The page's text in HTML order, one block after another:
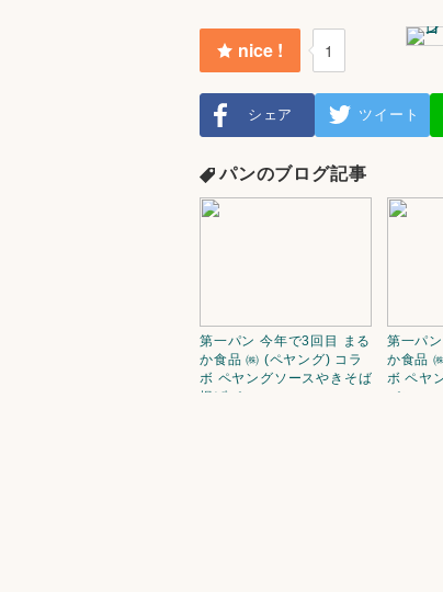
nice ! 1
シェア ツイート
パンのブログ記事
第一パン 今年で3回目 まる
か食品 ㈱ (ペヤング) コラ
ボ ペヤングソースやきそば
揚げパン
第一パ
か食品
ボ ペヤ
パン